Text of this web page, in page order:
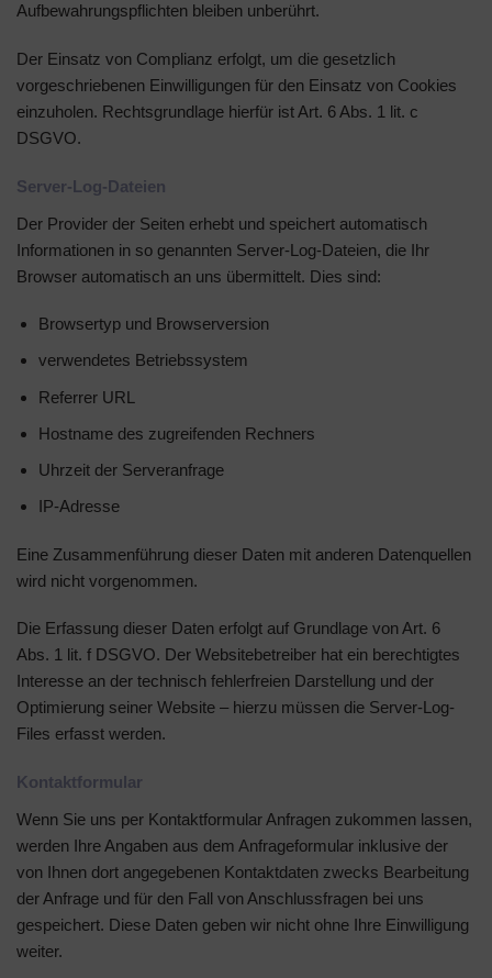
Aufbewahrungspflichten bleiben unberührt.
Der Einsatz von Complianz erfolgt, um die gesetzlich
vorgeschriebenen Einwilligungen für den Einsatz von Cookies
einzuholen. Rechtsgrundlage hierfür ist Art. 6 Abs. 1 lit. c
DSGVO.
Server-Log-Dateien
Der Provider der Seiten erhebt und speichert automatisch
Informationen in so genannten Server-Log-Dateien, die Ihr
Browser automatisch an uns übermittelt. Dies sind:
Browsertyp und Browserversion
verwendetes Betriebssystem
Referrer URL
Hostname des zugreifenden Rechners
Uhrzeit der Serveranfrage
IP-Adresse
Eine Zusammenführung dieser Daten mit anderen Datenquellen
wird nicht vorgenommen.
Die Erfassung dieser Daten erfolgt auf Grundlage von Art. 6
Abs. 1 lit. f DSGVO. Der Websitebetreiber hat ein berechtigtes
Interesse an der technisch fehlerfreien Darstellung und der
Optimierung seiner Website – hierzu müssen die Server-Log-
Files erfasst werden.
Kontaktformular
Wenn Sie uns per Kontaktformular Anfragen zukommen lassen,
werden Ihre Angaben aus dem Anfrageformular inklusive der
von Ihnen dort angegebenen Kontaktdaten zwecks Bearbeitung
der Anfrage und für den Fall von Anschlussfragen bei uns
gespeichert. Diese Daten geben wir nicht ohne Ihre Einwilligung
weiter.